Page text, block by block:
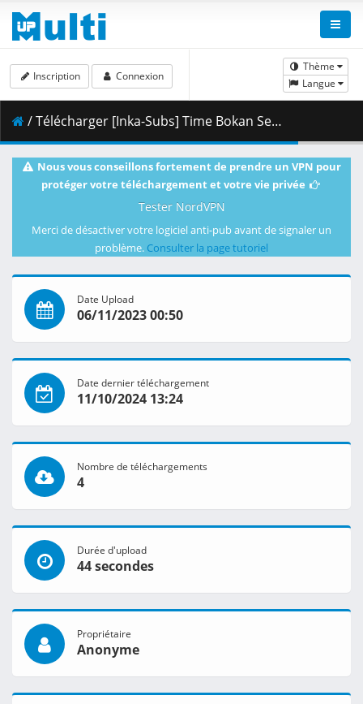
Thème
Langue
Inscription Connexion
/ Télécharger [Inka-Subs] Time Bokan Series - Gyakuten Ippatsuman 16.mkv.002 ( 444.49 MB )
Nous vous conseillons fortement de prendre un VPN pour
protéger votre téléchargement et votre vie privée
Tester NordVPN
Merci de désactiver votre logiciel anti-pub avant de signaler un
problème. Consulter la page tutoriel
Date Upload
06/11/2023 00:50
Date dernier téléchargement
11/10/2024 13:24
Nombre de téléchargements
4
Durée d'upload
44 secondes
Propriétaire
Anonyme